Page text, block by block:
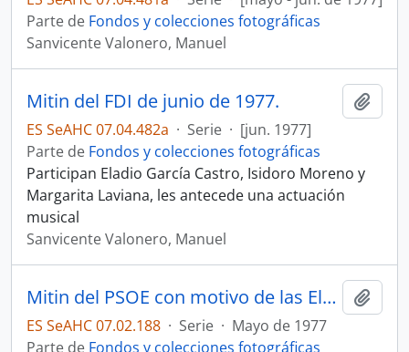
Parte de Fondos y colecciones fotográficas
Sanvicente Valonero, Manuel
Mitin del FDI de junio de 1977.
ES SeAHC 07.04.482a · Serie · [jun. 1977]
Parte de Fondos y colecciones fotográficas
Participan Eladio García Castro, Isidoro Moreno y
Margarita Laviana, les antecede una actuación
musical
Sanvicente Valonero, Manuel
Mitin del PSOE con motivo de las Elecciones Generales Constituyentes
ES SeAHC 07.02.188 · Serie · Mayo de 1977
Parte de Fondos y colecciones fotográficas